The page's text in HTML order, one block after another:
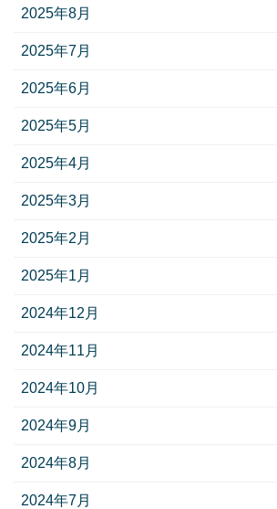
2025年8月
2025年7月
2025年6月
2025年5月
2025年4月
2025年3月
2025年2月
2025年1月
2024年12月
2024年11月
2024年10月
2024年9月
2024年8月
2024年7月